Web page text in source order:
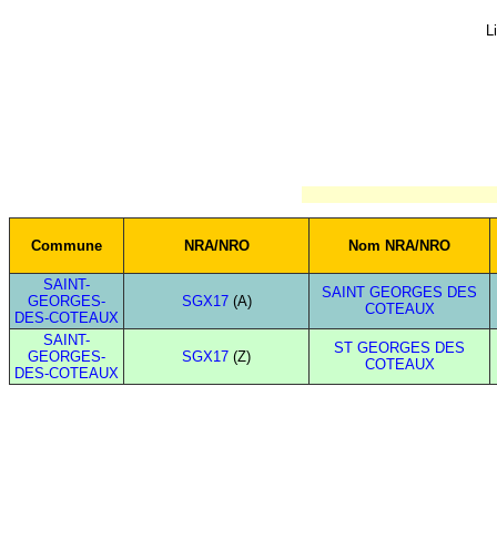
Commune NRA/NRO Nom NRA/NRO
SAINT-
GEORGES-
DES-COTEAUX
SGX17(A)
SAINT GEORGES DES
COTEAUX
SAINT-
GEORGES-
DES-COTEAUX
SGX17 (Z)
ST GEORGES DES
COTEAUX